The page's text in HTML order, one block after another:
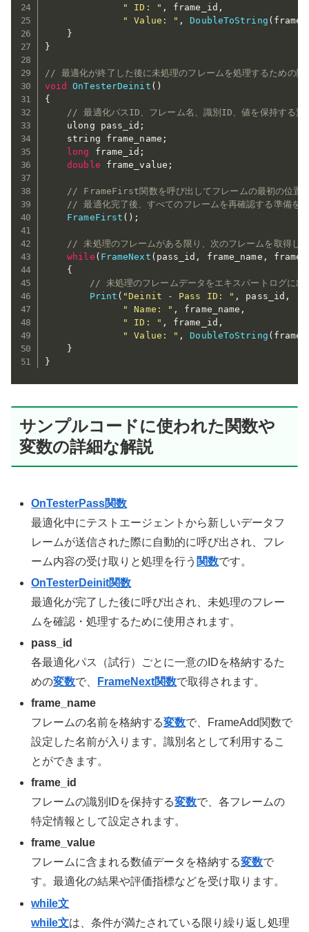
" ID: " , frame_id ,
" Value: " , DoubleToString (
}
}
// 最適化が終了した後に未処理のフレームを処理するための関
void
OnTesterDeinit ( )
{
// 最適化パスID、フレーム名、識別ID、値を保持する変
    ulong pass_id
;
    string frame_name
;
long
frame_id ;
double frame_value ;
// FrameFirst関数を呼び出してフレームの最初の位置
// 最適化完了後、すべてのフレームを再確認する準備を
FrameFirst ( ) ;
// 未処理のフレームがある限り、次のフレームを取得し
while ( FrameNext ( pass_id , frame_name ,
{
// 未処理のフレームデータをエキスパートログに出
Print ( "Deinit - Pass ID: " , pass_id ,
" Name: " , frame_name ,
" ID: " , frame_id ,
" Value: " , DoubleToString (
}
}
サンプルコードに使われた関数や
変数の詳細な解説
OnTesterPass関数
最適化中にテストエージェントから新しいデータフ
レームが送信された際に自動的に呼び出され、フレ
ーム内容の受け取りと処理を行う 関数です。
OnTesterDeinit関数
最適化が完了した後に呼び出され、未処理のフレー
ムを確認・処理するために使用されます。
pass_id
各最適化パス（試行）ごとに一意のIDを格納するた
めの変数で、 FrameNext関数で取得されます。
frame_name
フレームの名前を格納する変数で、FrameAdd関数で
設定した名前が入ります。識別名として利用するこ
とができます。
frame_id
フレームの識別IDを保持する変数で、各フレームの
特定情報として設定されます。
frame_value
フレームに含まれる数値データを格納する変数で
す。最適化の結果や評価指標などを受け取ります。
while文
while文は、条件が満たされている限り繰り返し処理